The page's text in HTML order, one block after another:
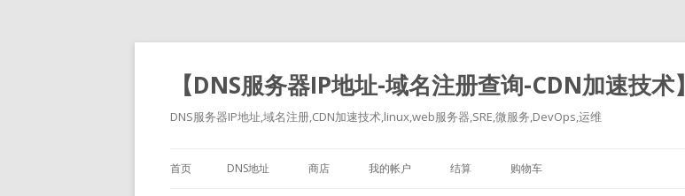
【DNS服务器IP地址-域名注册查询-CDN加速技术】
DNS服务器IP地址,域名注册,CDN加速技术,linux,web服务器,SRE,微服务,DevOps,运维
首页 DNS地址 商店 我的帐户 结算 购物车